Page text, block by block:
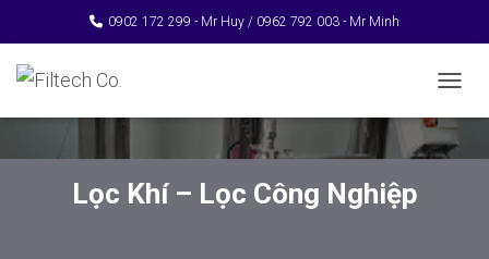
0902 172 299 - Mr Huy / 0962 792 003 - Mr Minh
Lọc Khí – Lọc Công Nghiệp